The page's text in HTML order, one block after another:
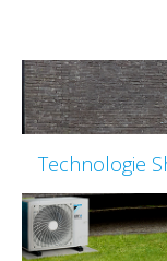
Technologie